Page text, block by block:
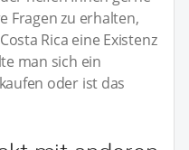
Fragen zu erhalten,
Rica eine Existenz
man sich ein
oder ist das